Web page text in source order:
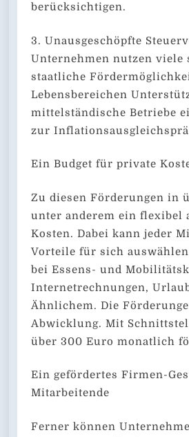
berücksichtigen.
3. Unausgeschöpfte
Unternehmen nutzen viele
staatliche
Lebensbereichen
mittelständische Betriebe
zur
Ein Budget für private
Zu diesen Förderungen in
unter anderem ein flexibel
Kosten. Dabei kann jeder
Vorteile für sich
bei Essens- und
Internetrechnungen,
Ähnlichem. Die
Abwicklung. Mit
über 300 Euro monatlich
Ein gefördertes Firmen-
Mitarbeitende
Ferner können